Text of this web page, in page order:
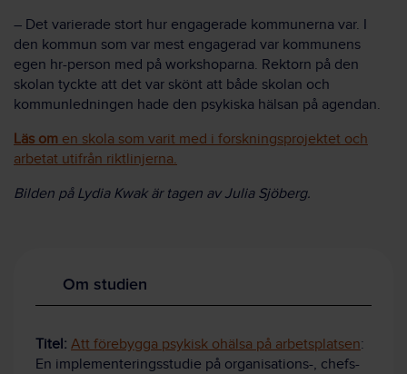
– Det varierade stort hur engagerade kommunerna var. I
den kommun som var mest engagerad var kommunens
egen hr-person med på workshoparna. Rektorn på den
skolan tyckte att det var skönt att både skolan och
kommunledningen hade den psykiska hälsan på agendan.
Läs om en skola som varit med i forskningsprojektet och
arbetat utifrån riktlinjerna.
Bilden på Lydia Kwak är tagen av Julia Sjöberg.
Om studien
Titel: Att förebygga psykisk ohälsa på arbetsplatsen:
En implementeringsstudie på organisations-, chefs-